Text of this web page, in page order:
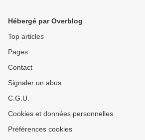
Hébergé par Overblog
Top articles
Pages
Contact
Signaler un abus
C.G.U.
Cookies et données personnelles
Préférences cookies